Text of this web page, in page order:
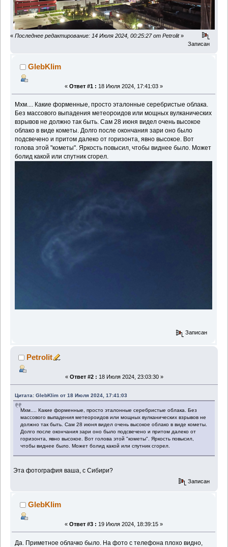
« Последнее редактирование: 14 Июля 2024, 00:25:27 от Petrolit»
Записан
GlebKlim
« Ответ #1 : 18 Июля 2024, 17:41:03 »
Мхм.... Какие форменные, просто эталонные серебристые облака.
Без массового выпадения метеороидов или мощных вулканических
взрывов не должно так быть. Сам 28 июня видел очень высокое
облако в виде кометы. Долго после окончания зари оно было
подсвечено и притом далеко от горизонта, явно высокое. Вот
голова этой "кометы". Яркость повысил, чтобы виднее было. Может
болид какой или спутник сгорел.
Записан
Petrolit
« Ответ #2 : 18 Июля 2024, 23:03:30 »
Цитата: GlebKlim от 18 Июля 2024, 17:41:03
Мхм.... Какие форменные, просто эталонные серебристые облака. Без
массового выпадения метеороидов или мощных вулканических взрывов не
должно так быть. Сам 28 июня видел очень высокое облако в виде кометы.
Долго после окончания зари оно было подсвечено и притом далеко от
горизонта, явно высокое. Вот голова этой "кометы". Яркость повысил,
чтобы виднее было. Может болид какой или спутник сгорел.
Эта фотография ваша, с Сибири?
Записан
GlebKlim
« Ответ #3 : 19 Июля 2024, 18:39:15 »
Да. Приметное облачко было. На фото с телефона плохо видно,